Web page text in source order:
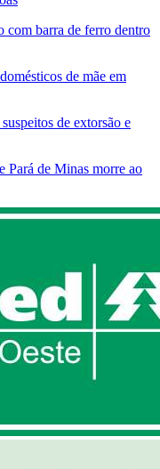
com barra de ferro dentro
de mãe em
de extorsão e
Pará de Minas morre ao